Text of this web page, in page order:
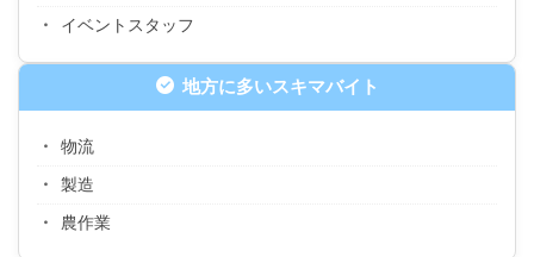
イベントスタッフ
地方に多いスキマバイト
物流
製造
農作業